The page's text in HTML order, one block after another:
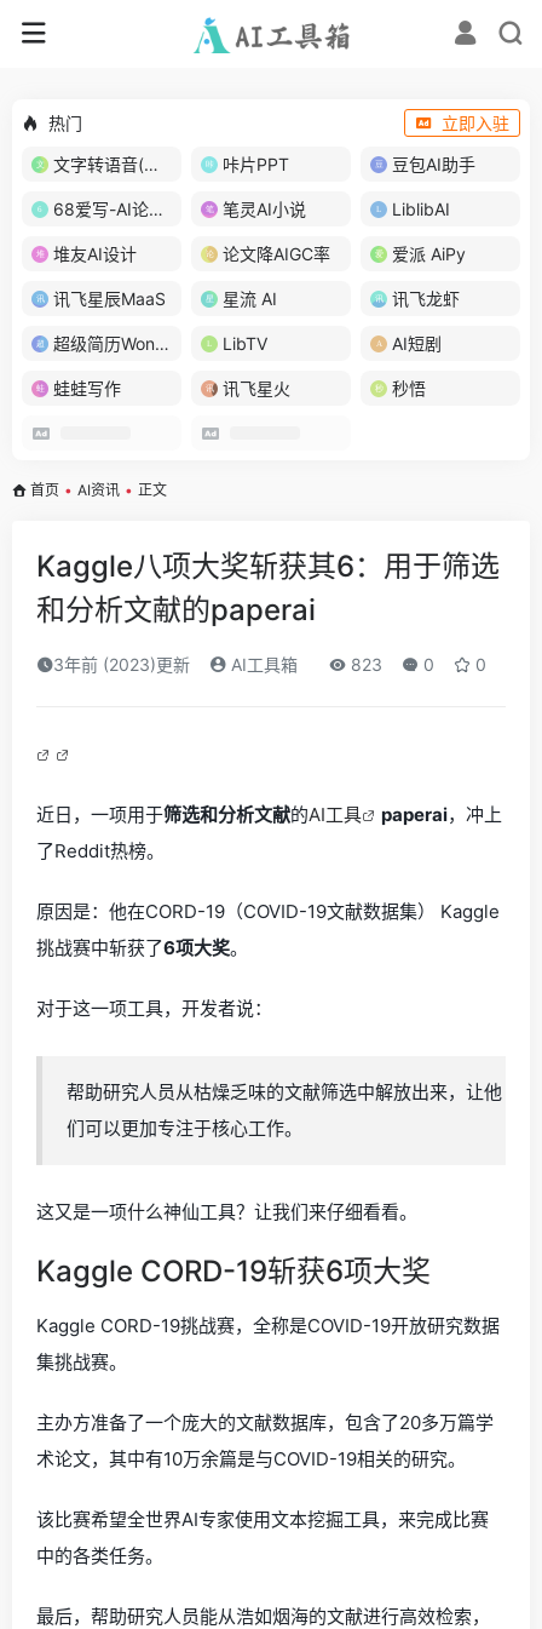
热门
立即入驻
文字转语音(琅琅配音)
咔片PPT 豆包AI助手
68爱写-AI论文写作 笔灵AI小说 LiblibAI
堆友AI设计 论文降AIGC率 爱派 AiPy
讯飞星辰MaaS 星流 AI 讯飞龙虾
超级简历WonderCV LibTV AI短剧
蛙蛙写作 讯飞星火 秒悟
首页 • AI资讯 • 正文
Kaggle八项大奖斩获其6：用于筛选
和分析文献的paperai
3年前 (2023)更新 AI工具箱 823 0 0
近日，一项用于筛选和分析文献的AI工具 paperai，冲上
了Reddit热榜。
原因是：他在CORD-19（COVID-19文献数据集） Kaggle
挑战赛中斩获了6项大奖。
对于这一项工具，开发者说：
帮助研究人员从枯燥乏味的文献筛选中解放出来，让他
们可以更加专注于核心工作。
这又是一项什么神仙工具？让我们来仔细看看。
Kaggle CORD-19斩获6项大奖
Kaggle CORD-19挑战赛，全称是COVID-19开放研究数据
集挑战赛。
主办方准备了一个庞大的文献数据库，包含了20多万篇学
术论文，其中有10万余篇是与COVID-19相关的研究。
该比赛希望全世界AI专家使用文本挖掘工具，来完成比赛
中的各类任务。
最后，帮助研究人员能从浩如烟海的文献进行高效检索，